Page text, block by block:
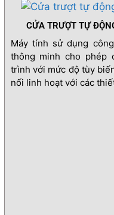
CỬA TRƯỢT TỰ
Máy tính sử dụng
thông minh cho phép
trình với mức độ tùy
nối linh hoạt với các